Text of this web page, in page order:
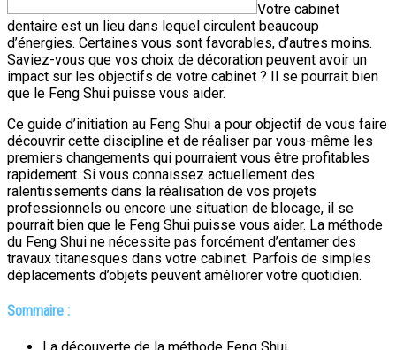
Votre cabinet
dentaire est un lieu dans lequel circulent beaucoup
d’énergies. Certaines vous sont favorables, d’autres moins.
Saviez-vous que vos choix de décoration peuvent avoir un
impact sur les objectifs de votre cabinet ? Il se pourrait bien
que le Feng Shui puisse vous aider.
Ce guide d’initiation au Feng Shui a pour objectif de vous faire
découvrir cette discipline et de réaliser par vous-même les
premiers changements qui pourraient vous être profitables
rapidement. Si vous connaissez actuellement des
ralentissements dans la réalisation de vos projets
professionnels ou encore une situation de blocage, il se
pourrait bien que le Feng Shui puisse vous aider. La méthode
du Feng Shui ne nécessite pas forcément d’entamer des
travaux titanesques dans votre cabinet. Parfois de simples
déplacements d’objets peuvent améliorer votre quotidien.
Sommaire :
La découverte de la méthode Feng Shui